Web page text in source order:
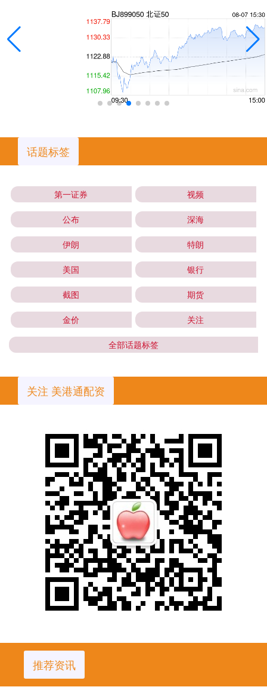
话题标签
第一证券 视频
公布 深海
伊朗 特朗
美国 银行
截图 期货
金价 关注
全部话题标签
关注 美港通配资
推荐资讯